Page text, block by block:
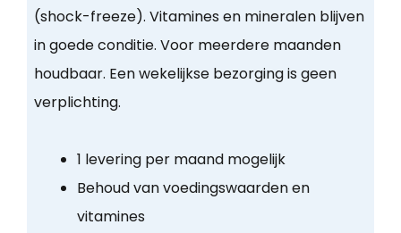
(shock-freeze). Vitamines en mineralen blijven
in goede conditie. Voor meerdere maanden
houdbaar. Een wekelijkse bezorging is geen
verplichting.
1 levering per maand mogelijk
Behoud van voedingswaarden en
vitamines